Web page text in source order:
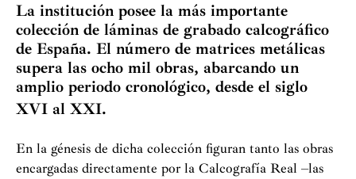
La institución posee la más importante
colección de láminas de grabado calcográfico
de España. El número de matrices metálicas
supera las ocho mil obras, abarcando un
amplio periodo cronológico, desde el siglo
XVI al XXI.
En la génesis de dicha colección figuran tanto las obras
encargadas directamente por la Calcografía Real –las